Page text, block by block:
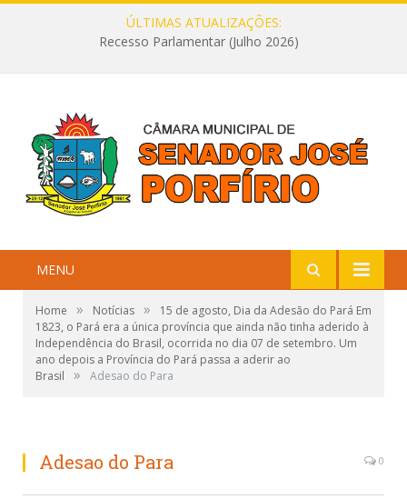
ÚLTIMAS ATUALIZAÇÕES:
Recesso Parlamentar (Julho 2026)
MENU
Home » Notícias »
15 de agosto, Dia da Adesão do Pará Em
1823, o Pará era a única província que ainda não tinha aderido à
Independência do Brasil, ocorrida no dia 07 de setembro. Um
ano depois a Província do Pará passa a aderir ao
Brasil
» Adesao do Para
Adesao do Para 0